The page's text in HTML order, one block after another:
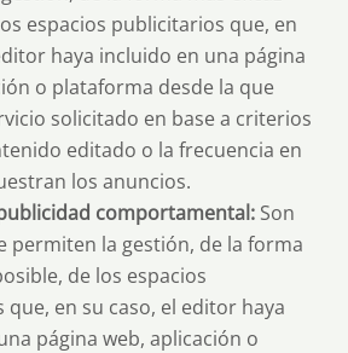
espacios publicitarios que, en
haya incluido en una página
o plataforma desde la que
solicitado en base a criterios
editado o la frecuencia en
los anuncios.
comportamental: Son
permiten la gestión, de la forma
de los espacios
en su caso, el editor haya
página web, aplicación o